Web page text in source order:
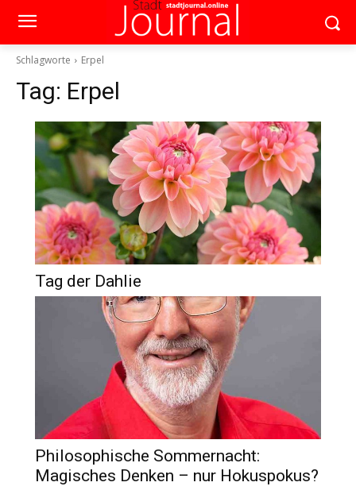
Schlagworte Erpel
Tag: Erpel
Tag der Dahlie
Philosophische Sommernacht:
Magisches Denken – nur Hokuspokus?